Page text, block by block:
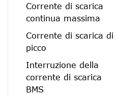
Corrente di scarica
continua massima
Corrente di scarica di
picco
Interruzione della
corrente di scarica
BMS